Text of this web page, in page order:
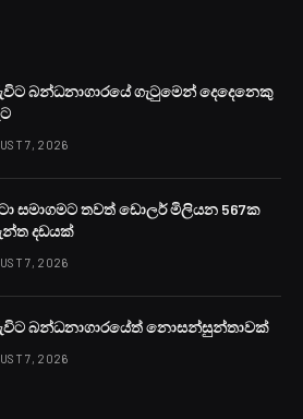
බන්ධනාගාරයේ ගැටුමෙන් දෙදෙනෙකු
7, 2026
සමාගමට තවත් ඩොලර් මිලියන 567ක
දඩයක්
7, 2026
බන්ධනාගාරයේත් නොසන්සුන්තාවක්
7, 2026